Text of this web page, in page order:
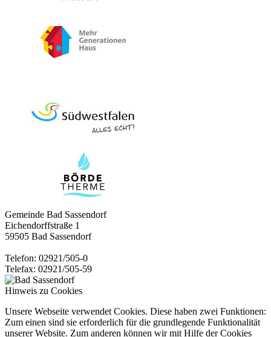
Gemeinde Bad Sassendorf
Eichendorffstraße 1
59505 Bad Sassendorf
Telefon: 02921/505-0
Telefax: 02921/505-59
Hinweis zu Cookies
Unsere Webseite verwendet Cookies. Diese haben zwei Funktionen:
Zum einen sind sie erforderlich für die grundlegende Funktionalität
unserer Website. Zum anderen können wir mit Hilfe der Cookies